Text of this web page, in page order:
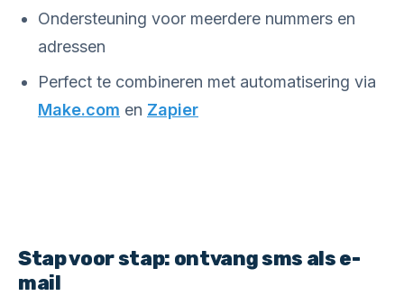
Ondersteuning voor meerdere nummers en
adressen
Perfect te combineren met automatisering via
Make.com en Zapier
Stap voor stap: ontvang sms als e-
mail